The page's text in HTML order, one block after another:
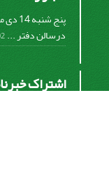
درسالن دفتر ...
اشتراک